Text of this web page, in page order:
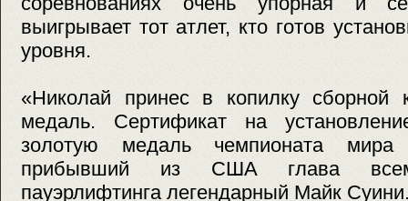
выигрывает тот атлет, кто готов
уровня.
«Николай принес в копилку
медаль. Сертификат на
золотую медаль чемпионата
прибывший из США глава
пауэрлифтинга легендарный Майк